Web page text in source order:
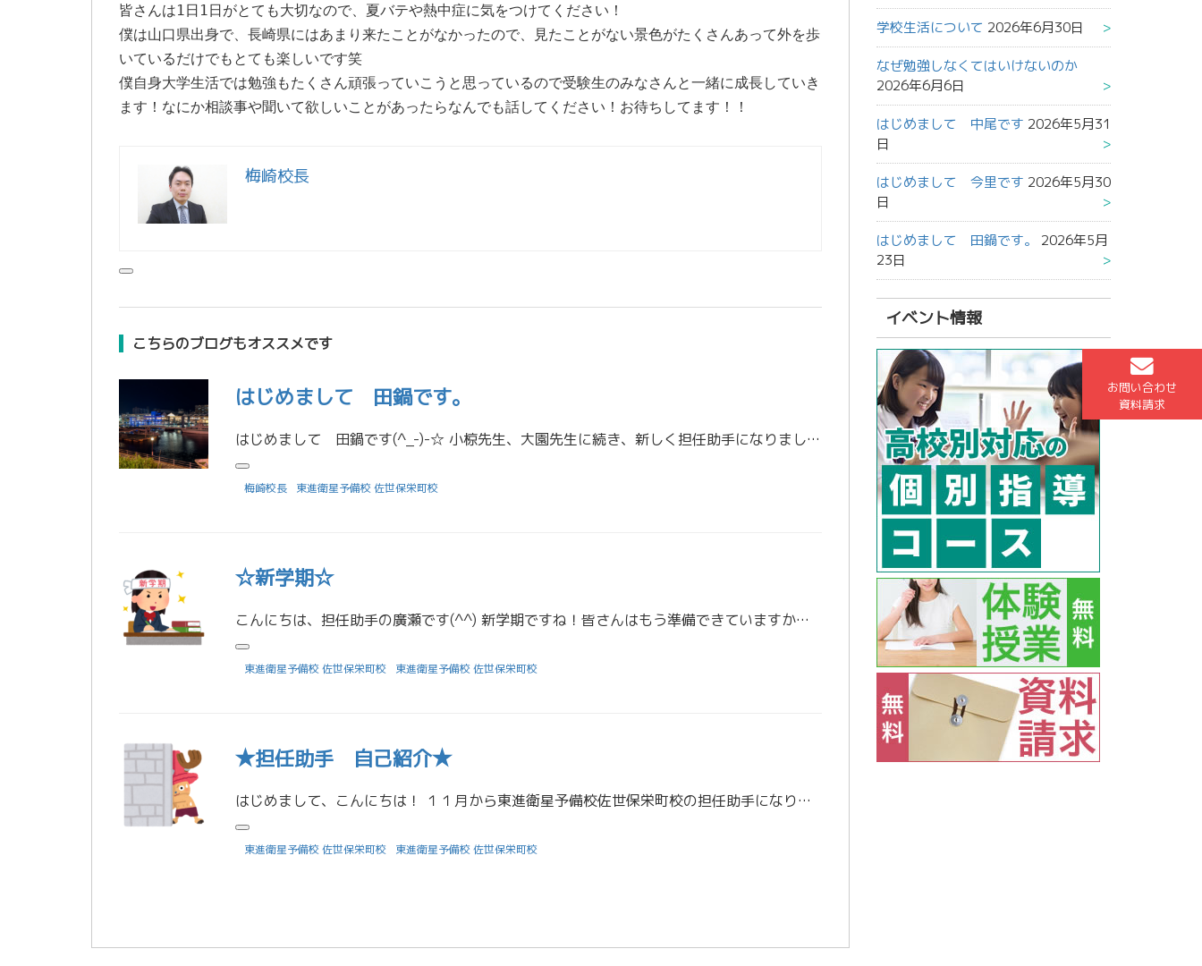
お問い合わせ
資料請求
皆さんは1日1日がとても大切なので、夏バテや熱中症に気をつけてください！
僕は山口県出身で、長崎県にはあまり来たことがなかったので、見たことがない景色がたくさんあって外を歩
いているだけでもとても楽しいです笑
僕自身大学生活では勉強もたくさん頑張っていこうと思っているので受験生のみなさんと一緒に成長していき
ます！なにか相談事や聞いて欲しいことがあったらなんでも話してください！お待ちしてます！！
梅崎校長
こちらのブログもオススメです
はじめまして 田鍋です。
はじめまして 田鍋です(^_-)-☆ 小椋先生、大園先生に続き、新しく担任助手になりました。長崎県立大学国際経営学科1年の田鍋です。これからよろしくお願いします！ 出身は長崎市です。すっごく頑張れば実家から通えないことも […]
梅崎校長 東進衛星予備校 佐世保栄町校
☆新学期☆
こんにちは、担任助手の廣瀬です(^^) 新学期ですね！皆さんはもう準備できていますか？ 私が通う大学では、今年１年間の時間割が公開されました。 そこから自分の履修したいものを選んでいきます。 必修科目もありますが、自分の […]
東進衛星予備校 佐世保栄町校 東進衛星予備校 佐世保栄町校
★担任助手 自己紹介★
はじめまして、こんにちは！ １１月から東進衛星予備校佐世保栄町校の担任助手になりました。廣瀬です
東進衛星予備校 佐世保栄町校 東進衛星予備校 佐世保栄町校
学校生活について 2026年6月30日
なぜ勉強しなくてはいけないのか
2026年6月6日
はじめまして 中尾です 2026年5月31
日
はじめまして 今里です 2026年5月30
日
はじめまして 田鍋です。
2026年5月
23日
イベント情報